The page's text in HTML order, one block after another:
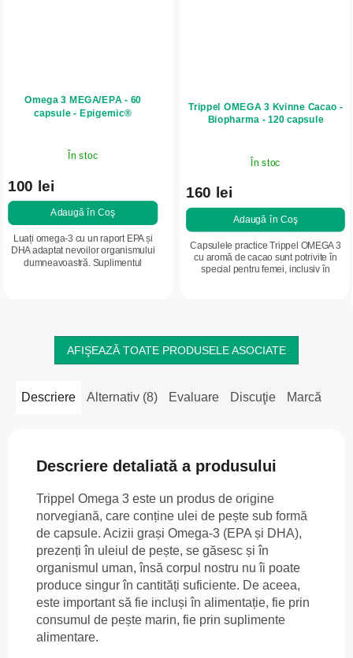
Omega 3 MEGA/EPA - 60
capsule - Epigemic®
În stoc
100 lei
Adaugă în Coş
Luați omega-3 cu un raport EPA și
DHA adaptat nevoilor organismului
dumneavoastră. Suplimentul
Trippel OMEGA 3 Kvinne Cacao -
Biopharma - 120 capsule
În stoc
160 lei
Adaugă în Coş
Capsulele practice Trippel OMEGA 3
cu aromă de cacao sunt potrivite în
special pentru femei, inclusiv în
AFIŞEAZĂ TOATE PRODUSELE ASOCIATE
Descriere Alternativ (8) Evaluare Discuţie Marcă
Descriere detaliată a produsului
Trippel Omega 3 este un produs de origine
norvegiană, care conține ulei de pește sub formă
de capsule. Acizii grași Omega-3 (EPA și DHA),
prezenți în uleiul de pește, se găsesc și în
organismul uman, însă corpul nostru nu îi poate
produce singur în cantități suficiente. De aceea,
este important să fie incluși în alimentație, fie prin
consumul de pește marin, fie prin suplimente
alimentare.